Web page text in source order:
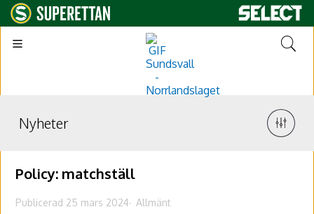
Nyheter
Policy: matchställ
Publicerad 25 mars 2024 Allmänt